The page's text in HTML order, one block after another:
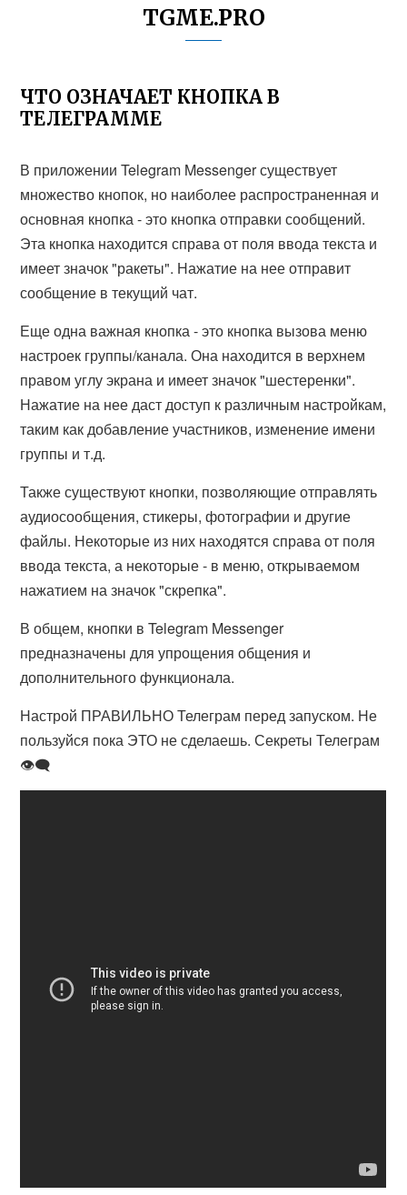
TGME.PRO
ЧТО ОЗНАЧАЕТ КНОПКА В
ТЕЛЕГРАММЕ
В приложении Telegram Messenger существует
множество кнопок, но наиболее распространенная и
основная кнопка - это кнопка отправки сообщений.
Эта кнопка находится справа от поля ввода текста и
имеет значок "ракеты". Нажатие на нее отправит
сообщение в текущий чат.
Еще одна важная кнопка - это кнопка вызова меню
настроек группы/канала. Она находится в верхнем
правом углу экрана и имеет значок "шестеренки".
Нажатие на нее даст доступ к различным настройкам,
таким как добавление участников, изменение имени
группы и т.д.
Также существуют кнопки, позволяющие отправлять
аудиосообщения, стикеры, фотографии и другие
файлы. Некоторые из них находятся справа от поля
ввода текста, а некоторые - в меню, открываемом
нажатием на значок "скрепка".
В общем, кнопки в Telegram Messenger
предназначены для упрощения общения и
дополнительного функционала.
Настрой ПРАВИЛЬНО Телеграм перед запуском. Не
пользуйся пока ЭТО не сделаешь. Секреты Телеграм
👁‍🗨